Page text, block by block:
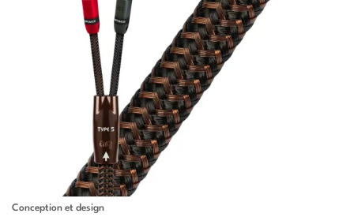
Conception et design